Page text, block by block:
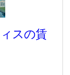
スの賃